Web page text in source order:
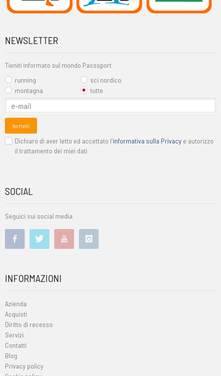
NEWSLETTER
Tieniti informato sul mondo Passsport
running
sci nordico
montagna
tutte
Iscriviti
Dichiaro di aver letto ed accettato l'informativa sulla Privacy e autorizzo
il trattamento dei miei dati
SOCIAL
Seguici sui social media
INFORMAZIONI
Azienda
Acquisti
Diritto di recesso
Servizi
Contatti
Blog
Privacy policy